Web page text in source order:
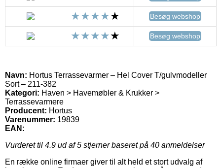
Besøg webshop
Besøg webshop
Navn: Hortus Terrassevarmer – Hel Cover T/gulvmodeller
Sort – 211-382
Kategori: Haven > Havemøbler & Krukker >
Terrassevarmere
Producent: Hortus
Varenummer: 19839
EAN:
Vurderet til 4.9 ud af 5 stjerner baseret på 40 anmeldelser
En række online firmaer giver til alt held et stort udvalg af